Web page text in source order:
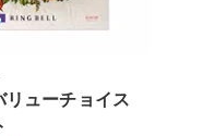
ューチョイス